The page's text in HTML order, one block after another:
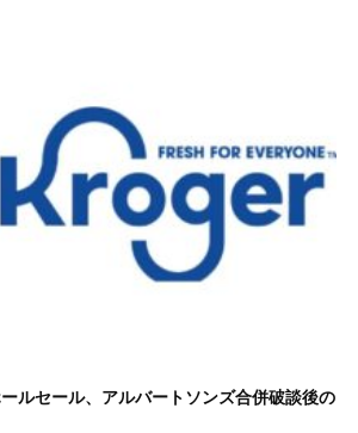
ルセール、アルバートソンズ合併破談後の